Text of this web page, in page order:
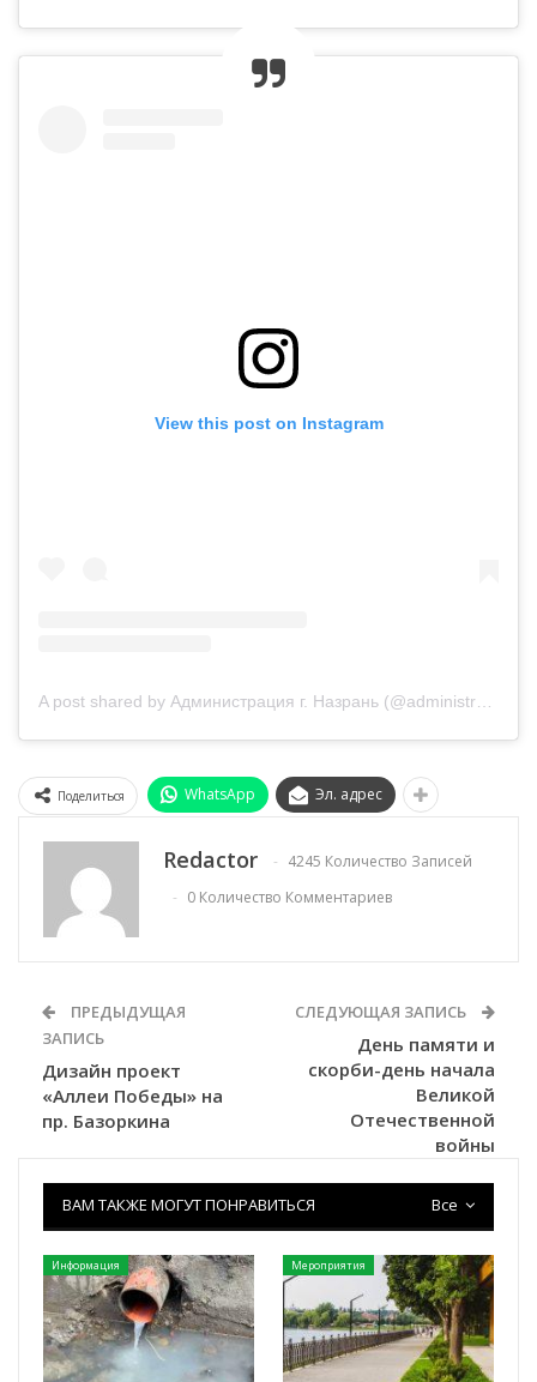
View this post on Instagram
Поделиться WhatsApp Эл. адрес
Redactor
4245 Количество Записей
0 Количество Комментариев
ПРЕДЫДУЩАЯ
ЗАПИСЬ
Дизайн проект
«Аллеи Победы» на
пр. Базоркина
СЛЕДУЮЩАЯ ЗАПИСЬ
День памяти и
скорби-день начала
Великой
Отечественной
войны
Все
ВАМ ТАКЖЕ МОГУТ ПОНРАВИТЬСЯ
Информация Мероприятия